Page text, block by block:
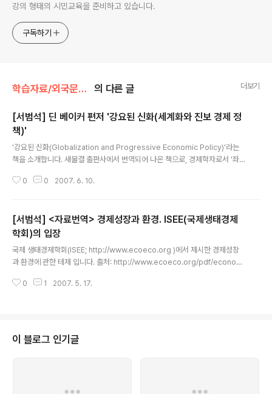
강의 형태의 시민교육을 준비하고 있습니다.
구독하기
학습자료/외국문헌소개 의 다른 글 더보기
[서범석] 딘 베이커 편저 '강요된 신화(세계화와 진보 경제 정
책)'
'강요된 신화(Globalization and Progressive Economic Policy)'라는
책을 소개합니다. 새물결 출판사에서 번역되어 나온 책으로, 경제학자로서 '좌
증적으로 비판하고 있는 내용입니다. Contributors Dean Baker, Gerald E
Amit Bhaduri, David Felix, Marc Schaberg, Gary Dymski, Dorene I
senberg, ..
0 0 2007. 6. 10.
[서범석] <자료번역> 경제성장과 환경. ISEE(국제생태경제
학회)의 입장
국제 생태경제학회(ISEE; http://www.ecoeco.org )에서 제시한 경제성장
과 환경에 관한 테제 입니다. 출처: http://www.ecoeco.org/pdf/economi
on Economic Growth 1 March 2007 Originating from a Proposal a
0 1 2007. 5. 17.
이 블로그 인기글